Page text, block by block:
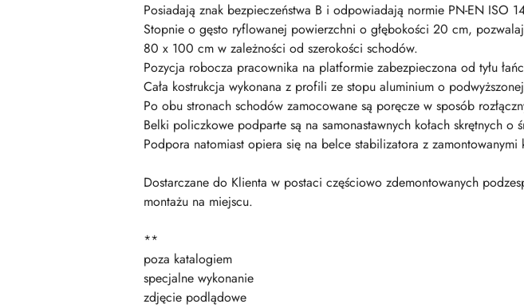
Posiadają znak bezpieczeństwa B i odpowiadają normie PN-EN ISO
Stopnie o gęsto ryflowanej powierzchni o głębokości 20 cm,
80 x 100 cm w zależności od szerokości schodów.
Pozycja robocza pracownika na platformie zabezpieczona od tyłu
Cała kostrukcja wykonana z profili ze stopu aluminium o
Po obu stronach schodów zamocowane są poręcze w sposób
Belki policzkowe podparte są na samonastawnych kołach skrętnych o
Podpora natomiast opiera się na belce stabilizatora z
Dostarczane do Klienta w postaci częściowo zdemontowanych
montażu na miejscu.
**
poza katalogiem
specjalne wykonanie
zdjęcie podlądowe